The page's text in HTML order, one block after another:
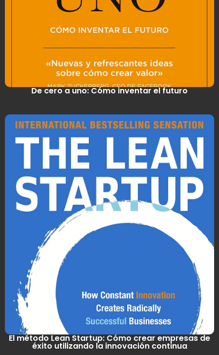
De cero a uno: Cómo inventar el futuro
El método Lean Startup: Cómo crear empresas de
éxito utilizando la innovación continua